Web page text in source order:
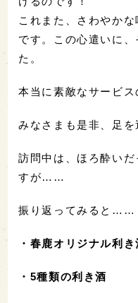
これまた、さわやか
です。この心遣いに
た。
本当に素敵なサービス
みなさまも是非、足
訪問中は、ほろ酔い
すが……
振り返ってみると……
・春鹿オリジナル利き
・5種類の利き酒